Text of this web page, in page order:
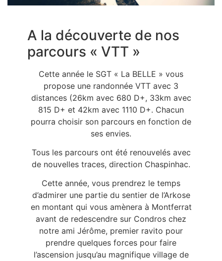
A la découverte de nos
parcours « VTT »
Cette année le SGT « La BELLE » vous
propose une randonnée VTT avec 3
distances (26km avec 680 D+, 33km avec
815 D+ et 42km avec 1110 D+. Chacun
pourra choisir son parcours en fonction de
ses envies.
Tous les parcours ont été renouvelés avec
de nouvelles traces, direction Chaspinhac.
Cette année, vous prendrez le temps
d’admirer une partie du sentier de l’Arkose
en montant qui vous amènera à Montferrat
avant de redescendre sur Condros chez
notre ami Jérôme, premier ravito pour
prendre quelques forces pour faire
l’ascension jusqu’au magnifique village de